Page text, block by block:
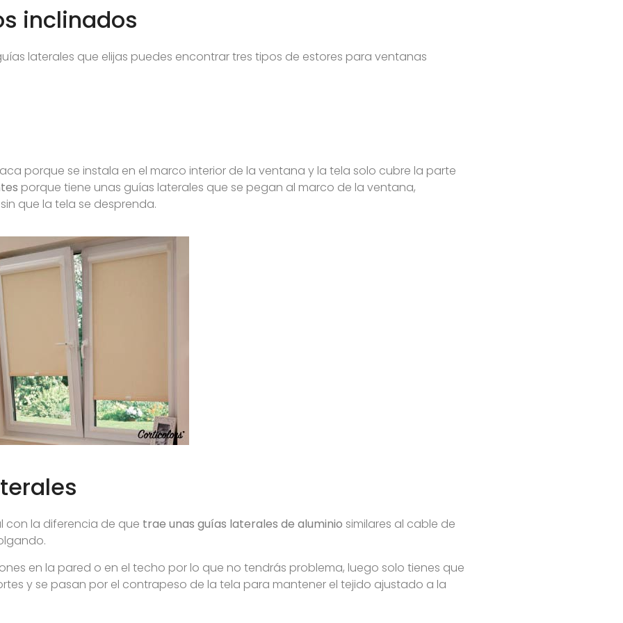
inclinados
laterales que elijas puedes encontrar tres tipos de estores para ventanas
porque se instala en el marco interior de la ventana y la tela solo cubre la parte
porque tiene unas guías laterales que se pegan al marco de la ventana,
que la tela se desprenda.
con la diferencia de que trae unas guías laterales de aluminio similares al cable de
en la pared o en el techo por lo que no tendrás problema, luego solo tienes que
y se pasan por el contrapeso de la tela para mantener el tejido ajustado a la